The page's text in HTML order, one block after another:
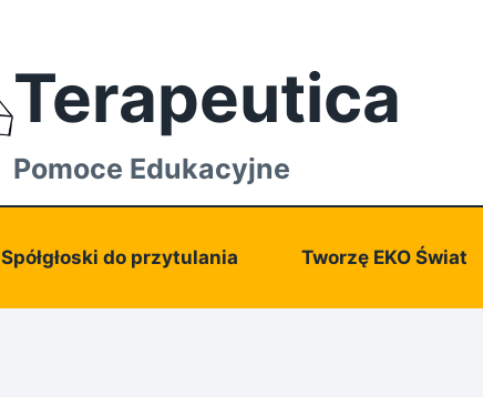
Terapeutica
Pomoce Edukacyjne
Spółgłoski do przytulania Tworzę EKO Świat